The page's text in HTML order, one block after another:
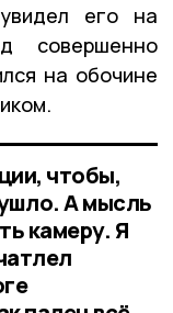
его на
совершенно
на обочине
чтобы,
ушло. А мысль
камеру. Я